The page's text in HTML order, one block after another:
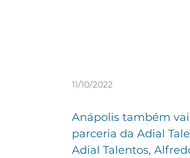
11/10/2022
Anápolis também
parceria da Adial
Adial Talentos,